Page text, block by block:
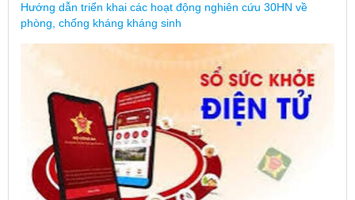
Hướng dẫn triển khai các hoạt động nghiên cứu 30HN về
phòng, chống kháng kháng sinh